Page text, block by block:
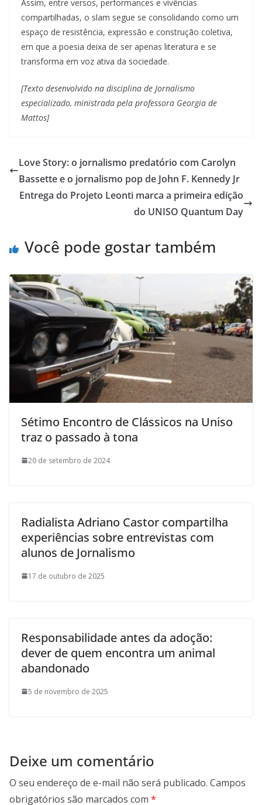
Assim, entre versos, performances e vivências
compartilhadas, o slam segue se consolidando como um
espaço de resistência, expressão e construção coletiva,
em que a poesia deixa de ser apenas literatura e se
transforma em voz ativa da sociedade.
[Texto desenvolvido na disciplina de Jornalismo
especializado, ministrada pela professora Georgia de
Mattos]
Love Story: o jornalismo predatório com Carolyn
Bassette e o jornalismo pop de John F. Kennedy Jr
Entrega do Projeto Leonti marca a primeira edição
do UNISO Quantum Day
Você pode gostar também
Sétimo Encontro de Clássicos na Uniso
traz o passado à tona
20 de setembro de 2024
Radialista Adriano Castor compartilha
experiências sobre entrevistas com
alunos de Jornalismo
17 de outubro de 2025
Responsabilidade antes da adoção:
dever de quem encontra um animal
abandonado
5 de novembro de 2025
Deixe um comentário
O seu endereço de e-mail não será publicado. Campos
obrigatórios são marcados com *